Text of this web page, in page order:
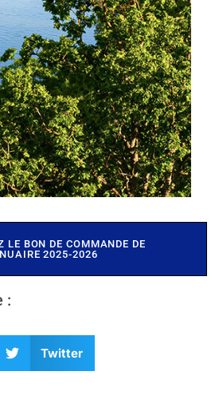
LE BON DE COMMANDE DE
2025-2026
:
Twitter